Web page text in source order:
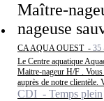
Maître-
nageuse
CA AQUA OUEST - 35
Le Centre aquatique
Maitre-nageur H/F .
auprès de notre clientèle.
CDI - Temps plein